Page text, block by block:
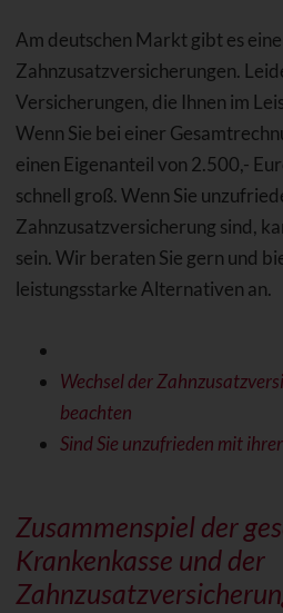
Am deutschen Markt gibt es
Zahnzusatzversicherungen.
Versicherungen, die Ihnen im
Wenn Sie bei einer
einen Eigenanteil von 2.500,-
schnell groß. Wenn Sie
Zahnzusatzversicherung sind,
sein. Wir beraten Sie gern und
leistungsstarke Alternativen an.
Wechsel der
beachten
Sind Sie unzufrieden mit
Zusammenspiel der
Krankenkasse und der